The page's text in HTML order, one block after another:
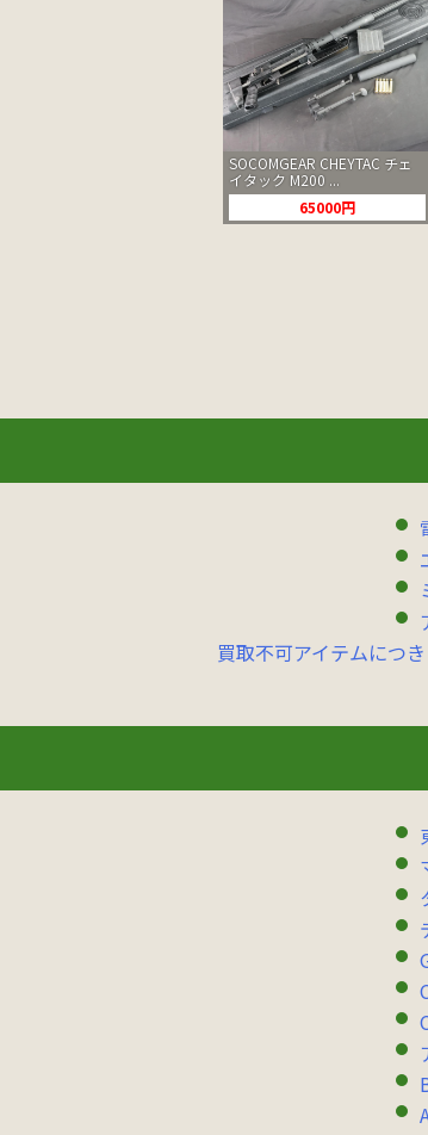
SOCOMGEAR CHEYTAC チェ
イタック M200 ...
65000円
買取不可アイテムにつ